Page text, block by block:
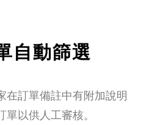
自動篩選
在訂單備註中有附加說明
以供人工審核。